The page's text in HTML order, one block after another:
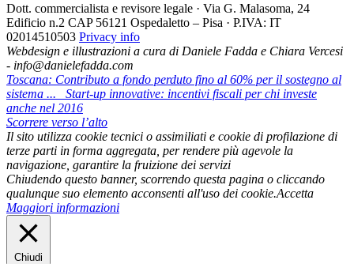
Dott. commercialista e revisore legale · Via G. Malasoma, 24
Edificio n.2 CAP 56121 Ospedaletto – Pisa · P.IVA: IT
02014510503 Privacy info
Webdesign e illustrazioni a cura di Daniele Fadda e Chiara Vercesi
- info@danielefadda.com
Toscana: Contributo a fondo perduto fino al 60% per il sostegno al
sistema ...
Start-up innovative: incentivi fiscali per chi investe
anche nel 2016
Scorrere verso l’alto
Il sito utilizza cookie tecnici o assimiliati e cookie di profilazione di
terze parti in forma aggregata, per rendere più agevole la
navigazione, garantire la fruizione dei servizi
Chiudendo questo banner, scorrendo questa pagina o cliccando
qualunque suo elemento acconsenti all'uso dei cookie.Accetta
Maggiori informazioni
Chiudi